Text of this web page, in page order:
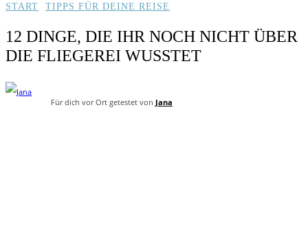
START TIPPS FÜR DEINE REISE
12 DINGE, DIE IHR NOCH NICHT ÜBER
DIE FLIEGEREI WUSSTET
Für dich vor Ort getestet von Jana